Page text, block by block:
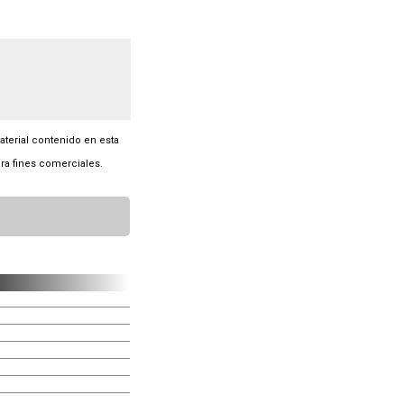
contenido en esta
fines comerciales.